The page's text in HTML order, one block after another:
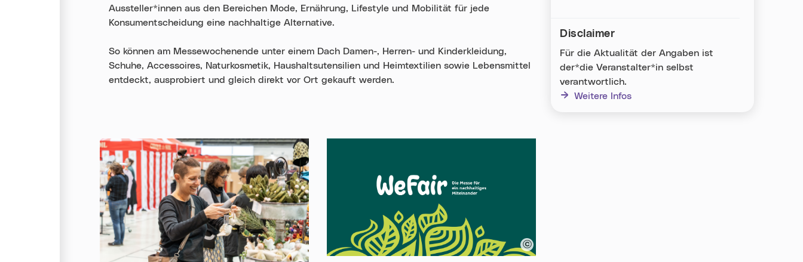
Aussteller*innen aus den Bereichen Mode, Ernährung, Lifestyle und Mobilität für jede
Konsumentscheidung eine nachhaltige Alternative.
So können am Messewochenende unter einem Dach Damen-, Herren- und Kinderkleidung,
Schuhe, Accessoires, Naturkosmetik, Haushaltsutensilien und Heimtextilien sowie Lebensmittel
entdeckt, ausprobiert und gleich direkt vor Ort gekauft werden.
Disclaimer
Für die Aktualität der Angaben ist
der*die Veranstalter*in selbst
verantwortlich.
Weitere Infos